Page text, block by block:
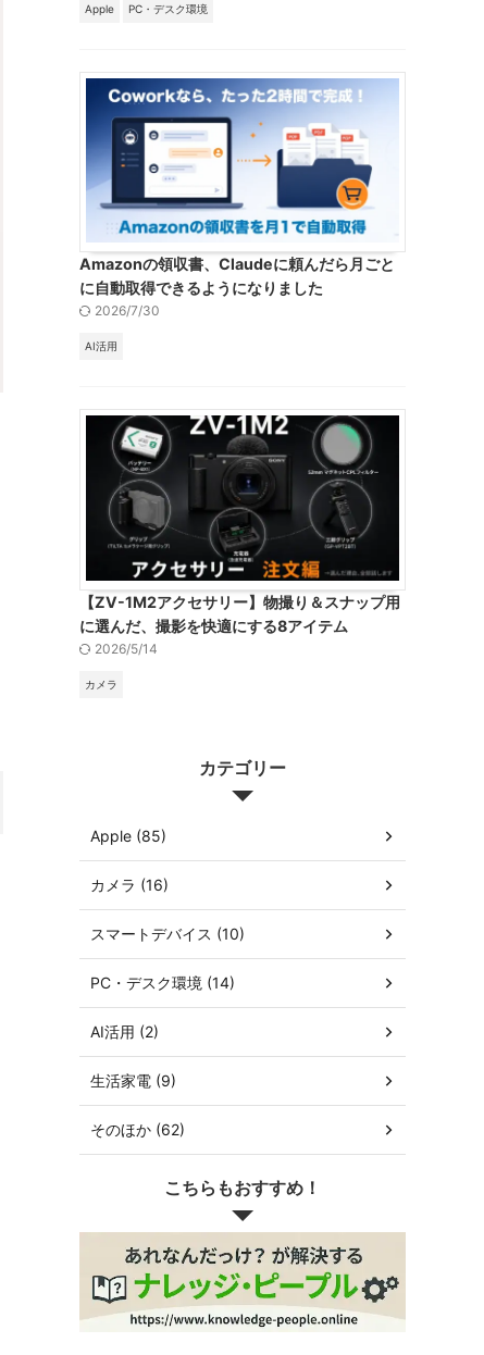
Apple PC・デスク環境
Amazonの領収書、Claudeに頼んだら月ごと
に自動取得できるようになりました
2026/7/30
AI活用
【ZV-1M2アクセサリー】物撮り＆スナップ用
に選んだ、撮影を快適にする8アイテム
2026/5/14
カメラ
カテゴリー
Apple (85)
カメラ (16)
スマートデバイス (10)
PC・デスク環境 (14)
AI活用 (2)
生活家電 (9)
そのほか (62)
こちらもおすすめ！